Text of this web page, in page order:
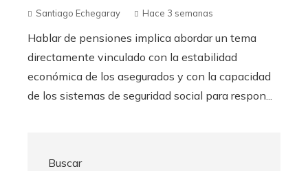
Santiago Echegaray Hace 3 semanas
Hablar de pensiones implica abordar un tema
directamente vinculado con la estabilidad
económica de los asegurados y con la capacidad
de los sistemas de seguridad social para respon...
Buscar